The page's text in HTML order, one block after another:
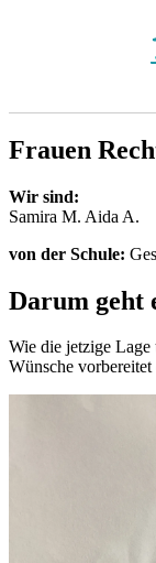
Frau­en
Wir sind:
Sa­mi­ra M. Aida A.
von der Schu­le:
Dar­um geht
Wie die jet­zi­ge Lage
Wün­sche